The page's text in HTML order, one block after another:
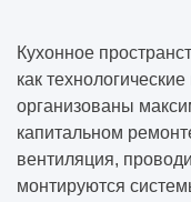
Кухонное
как
организованы
капитальном
вентиляция,
монтируются